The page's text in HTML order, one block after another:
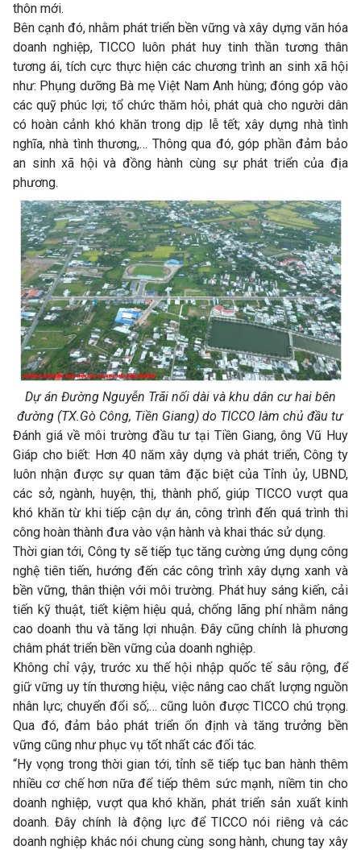
thôn mới.
Bên cạnh đó, nhằm phát triển bền vững và xây dựng văn hóa
doanh nghiệp, TICCO luôn phát huy tinh thần tương thân
tương ái, tích cực thực hiện các chương trình an sinh xã hội
như: Phụng dưỡng Bà mẹ Việt Nam Anh hùng; đóng góp vào
các quỹ phúc lợi; tổ chức thăm hỏi, phát quà cho người dân
có hoàn cảnh khó khăn trong dịp lễ tết; xây dựng nhà tình
nghĩa, nhà tình thương,… Thông qua đó, góp phần đảm bảo
an sinh xã hội và đồng hành cùng sự phát triển của địa
phương.
Dự án Đường Nguyễn Trãi nối dài và khu dân cư hai bên
đường (TX.Gò Công, Tiền Giang) do TICCO làm chủ đầu tư
Đánh giá về môi trường đầu tư tại Tiền Giang, ông Vũ Huy
Giáp cho biết: Hơn 40 năm xây dựng và phát triển, Công ty
luôn nhận được sự quan tâm đặc biệt của Tỉnh ủy, UBND,
các sở, ngành, huyện, thị, thành phố, giúp TICCO vượt qua
khó khăn từ khi tiếp cận dự án, công trình đến quá trình thi
công hoàn thành đưa vào vận hành và khai thác sử dụng.
Thời gian tới, Công ty sẽ tiếp tục tăng cường ứng dụng công
nghệ tiên tiến, hướng đến các công trình xây dựng xanh và
bền vững, thân thiện với môi trường. Phát huy sáng kiến, cải
tiến kỹ thuật, tiết kiệm hiệu quả, chống lãng phí nhằm nâng
cao doanh thu và tăng lợi nhuận. Đây cũng chính là phương
châm phát triển bền vững của doanh nghiệp.
Không chỉ vậy, trước xu thế hội nhập quốc tế sâu rộng, để
giữ vững uy tín thương hiệu, việc nâng cao chất lượng nguồn
nhân lực; chuyển đổi số;… cũng luôn được TICCO chú trọng.
Qua đó, đảm bảo phát triển ổn định và tăng trưởng bền
vững cũng như phục vụ tốt nhất các đối tác.
“Hy vọng trong thời gian tới, tỉnh sẽ tiếp tục ban hành thêm
nhiều cơ chế hơn nữa để tiếp thêm sức mạnh, niềm tin cho
doanh nghiệp, vượt qua khó khăn, phát triển sản xuất kinh
doanh. Đây chính là động lực để TICCO nói riêng và các
doanh nghiệp khác nói chung cùng song hành, chung tay xây